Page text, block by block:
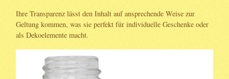
Ihre Transparenz lässt den Inhalt auf ansprechende Weise zur
Geltung kommen, was sie perfekt für individuelle Geschenke oder
als Dekoelemente macht.